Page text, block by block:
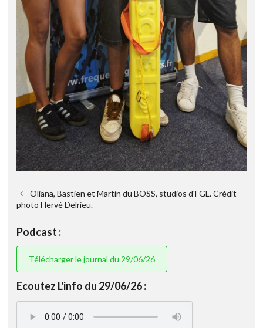
Oliana, Bastien et Martin du BOSS, studios d'FGL. Crédit
photo Hervé Delrieu.
Podcast :
Télécharger le journal du 29/06/26
Ecoutez L'info du 29/06/26 :